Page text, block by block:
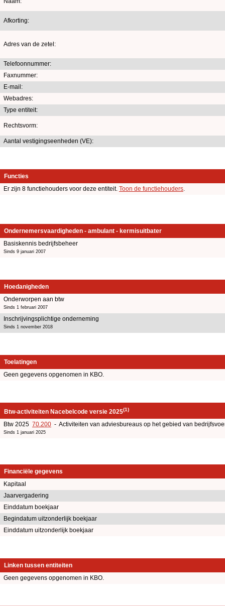
Afkorting:
Adres van de zetel:
Telefoonnummer:
Faxnummer:
E-mail:
Webadres:
Type entiteit:
Rechtsvorm:
Aantal vestigingseenheden (VE):
Functies
Er zijn 8 functiehouders voor deze entiteit. Toon de functiehouders.
Ondernemersvaardigheden - ambulant - kermisuitbater
Basiskennis bedrijfsbeheer
Sinds 9 januari 2007
Hoedanigheden
Onderworpen aan btw
Sinds 1 februari 2007
Inschrijvingsplichtige onderneming
Sinds 1 november 2018
Toelatingen
Geen gegevens opgenomen in KBO.
Btw-activiteiten Nacebelcode versie 2025(1)
Btw 2025 70.200 - Activiteiten van adviesbureaus op het gebied van
Sinds 1 januari 2025
Financiële gegevens
Kapitaal
Jaarvergadering
Einddatum boekjaar
Begindatum uitzonderlijk boekjaar
Einddatum uitzonderlijk boekjaar
Linken tussen entiteiten
Geen gegevens opgenomen in KBO.